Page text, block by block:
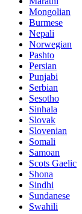
Mongolian
Burmese
Nepali
Norwegian
Pashto
Persian
Punjabi
Serbian
Sesotho
Sinhala
Slovak
Slovenian
Somali
Samoan
Scots Gaelic
Shona
Sindhi
Sundanese
Swahili